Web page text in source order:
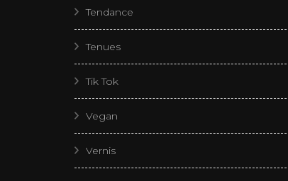
Tendance
Tenues
Tik Tok
Vegan
Vernis